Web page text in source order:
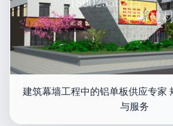
建筑幕墙工程中的铝单板供应专家
与服务